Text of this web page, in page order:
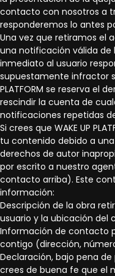
contacto con nosotros a
responderemos lo antes
Una vez que retiramos el
una notificación válida de
inmediato al usuario
supuestamente infractor
PLATFORM se reserva el
rescindir la cuenta de
notificaciones repetidas
Si crees que WAKE UP
tu contenido debido a
derechos de autor
por escrito a nuestro
contacto arriba). Este
información:
Descripción de la obra
usuario y la ubicación del
Información de contacto
contigo (dirección,
Declaración, bajo pena
crees de buena fe que el